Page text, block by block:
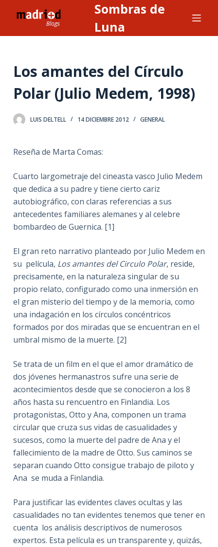
l
o
n
d
o
Sombras de
Luna
Los amantes del Círculo
Polar (Julio Medem, 1998)
LUIS DELTELL 14 DICIEMBRE 2012 GENERAL
Reseña de Marta Comas:
Cuarto largometraje del cineasta vasco Julio Medem
que dedica a su padre y tiene cierto cariz
autobiográfico, con claras referencias a sus
antecedentes familiares alemanes y al celebre
bombardeo de Guernica. [1]
El gran reto narrativo planteado por Julio Medem en
su película, Los amantes del Circulo Polar, reside,
precisamente, en la naturaleza singular de su
propio relato, configurado como una inmersión en
el gran misterio del tiempo y de la memoria, como
una indagación en los círculos concéntricos
formados por dos miradas que se encuentran en el
umbral mismo de la muerte. [2]
Se trata de un film en el que el amor dramático de
dos jóvenes hermanastros sufre una serie de
acontecimientos desde que se conocieron a los 8
años hasta su rencuentro en Finlandia. Los
protagonistas, Otto y Ana, componen un trama
circular que cruza sus vidas de casualidades y
sucesos, como la muerte del padre de Ana y el
fallecimiento de la madre de Otto. Sus caminos se
separan cuando Otto consigue trabajo de piloto y
Ana se muda a Finlandia.
Para justificar las evidentes claves ocultas y las
casualidades no tan evidentes tenemos que tener en
cuenta los análisis descriptivos de numerosos
expertos. Esta película es un transparente y, quizás,